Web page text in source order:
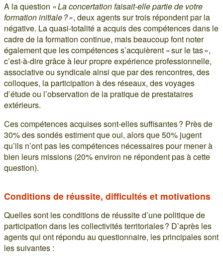
A la question « La concertation faisait-elle partie de votre
formation initiale ? », deux agents sur trois répondent par la
négative. La quasi-totalité a acquis des compétences dans le
cadre de la formation continue, mais beaucoup font noter
également que les compétences s’acquièrent « sur le tas »,
c’est-à-dire grâce à leur propre expérience professionnelle,
associative ou syndicale ainsi que par des rencontres, des
colloques, la participation à des réseaux, des voyages
d’étude ou l’observation de la pratique de prestataires
extérieurs.
Ces compétences acquises sont-elles suffisantes ? Près de
30% des sondés estiment que oui, alors que 50% jugent
qu’ils n’ont pas les compétences nécessaires pour mener à
bien leurs missions (20% environ ne répondent pas à cette
question).
Conditions de réussite, difficultés et motivations
Quelles sont les conditions de réussite d’une politique de
participation dans les collectivités territoriales ? D’après les
agents qui ont répondu au questionnaire, les principales sont
les suivantes :